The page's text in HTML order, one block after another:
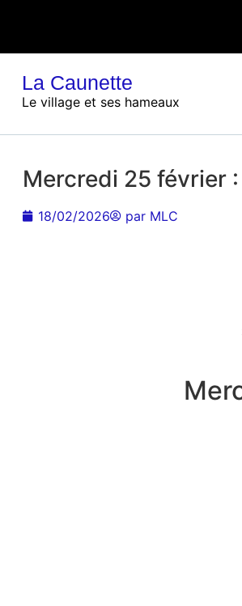
La Caunette
Le village et ses hameaux
Mercredi 25 février
18/02/2026 par MLC